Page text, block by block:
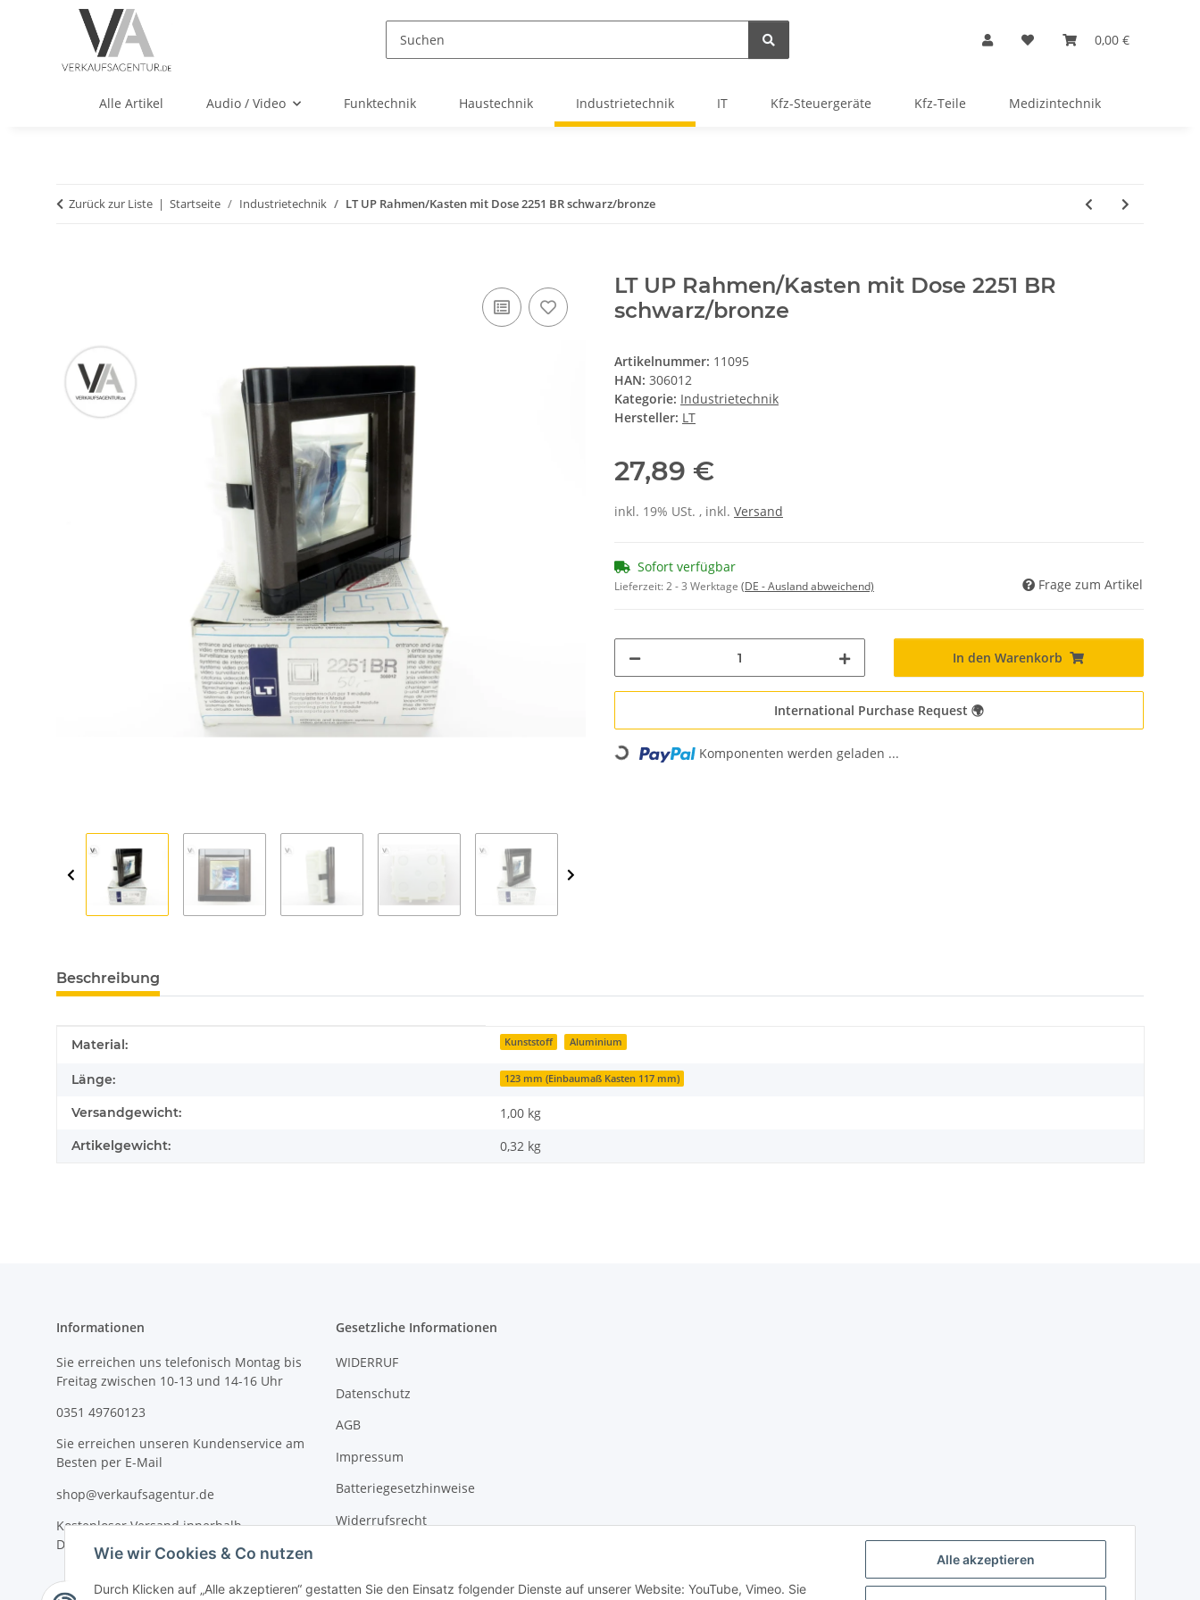
Alle akzeptieren
Wie wir Cookies & Co nutzen
Durch Klicken auf „Alle akzeptieren“ gestatten Sie den Einsatz folgender Dienste auf unserer Website: YouTube, Vimeo. Sie
0,00 €
Alle Artikel Audio / Video Funktechnik Haustechnik Industrietechnik IT Kfz-Steuergeräte Kfz-Teile Medizintechnik
Zurück zur Liste Startseite Industrietechnik LT UP Rahmen/Kasten mit Dose 2251 BR schwarz/bronze
LT UP Rahmen/Kasten mit Dose 2251 BR
schwarz/bronze
Artikelnummer: 11095
HAN: 306012
Kategorie: Industrietechnik
Hersteller: LT
27,89 €
inkl. 19% USt. , inkl. Versand
Sofort verfügbar
Lieferzeit:2 - 3 Werktage (DE - Ausland abweichend) Frage zum Artikel
In den Warenkorb
International Purchase Request 🌍
Loading... Komponenten werden geladen ...
Beschreibung
Produkteigenschaft
Wert
Material: Kunststoff Aluminium
Länge: 123 mm (Einbaumaß Kasten 117 mm)
Versandgewicht: 1,00 kg
Artikelgewicht: 0,32 kg
Informationen
Sie erreichen uns telefonisch Montag bis
Freitag zwischen 10-13 und 14-16 Uhr
0351 49760123
Sie erreichen unseren Kundenservice am
Besten per E-Mail
shop@verkaufsagentur.de
Kostenloser Versand innerhalb
Deutschlands
Gesetzliche Informationen
WIDERRUF
Datenschutz
AGB
Impressum
Batteriegesetzhinweise
Widerrufsrecht